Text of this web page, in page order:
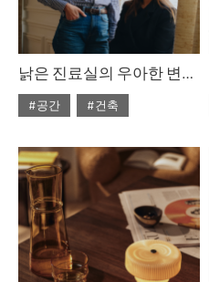
낡은 진료실의 우아한 변신, 에스테르 카츠&레아 카츠
#공간
#건축